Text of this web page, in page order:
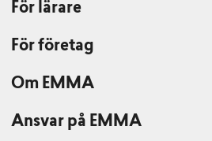
För lärare
För företag
Om EMMA
Ansvar på EMMA